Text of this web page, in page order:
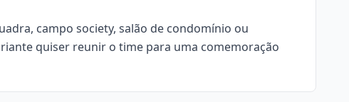
campo society, salão de condomínio ou
quiser reunir o time para uma comemoração